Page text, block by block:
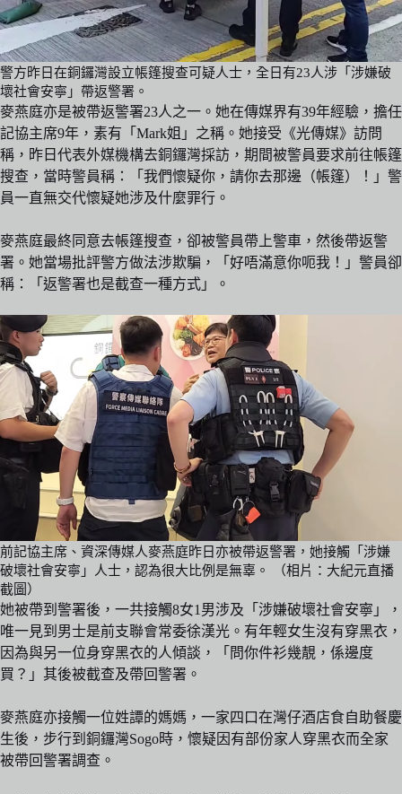
警方昨日在銅鑼灣設立帳篷搜查可疑人士，全日有23人涉「涉嫌破
壞社會安寧」帶返警署。
麥燕庭亦是被帶返警署23人之一。她在傳媒界有39年經驗，擔任
記協主席9年，素有「Mark姐」之稱。她接受《光傳媒》訪問
稱，昨日代表外媒機構去銅鑼灣採訪，期間被警員要求前往帳篷
搜查，當時警員稱：「我們懷疑你，請你去那邊（帳篷）！」警
員一直無交代懷疑她涉及什麼罪行。
麥燕庭最終同意去帳篷搜查，卻被警員帶上警車，然後帶返警
署。她當場批評警方做法涉欺騙，「好唔滿意你呃我！」警員卻
稱：「返警署也是截查一種方式」。
前記協主席、資深傳媒人麥燕庭昨日亦被帶返警署，她接觸「涉嫌
破壞社會安寧」人士，認為很大比例是無辜。 （相片：大紀元直播
截圖）
她被帶到警署後，一共接觸8女1男涉及「涉嫌破壞社會安寧」，
唯一見到男士是前支聯會常委徐漢光。有年輕女生沒有穿黑衣，
因為與另一位身穿黑衣的人傾談，「問你件衫幾靚，係邊度
買？」其後被截查及帶回警署。
麥燕庭亦接觸一位姓譚的媽媽，一家四口在灣仔酒店食自助餐慶
生後，步行到銅鑼灣Sogo時，懷疑因有部份家人穿黑衣而全家
被帶回警署調查。